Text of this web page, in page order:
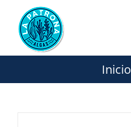
contenido
Inicio